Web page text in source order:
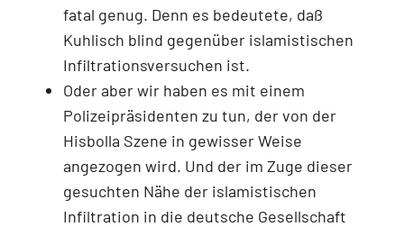
fatal genug. Denn es bedeutete, daß
Kuhlisch blind gegenüber islamistischen
Infiltrationsversuchen ist.
Oder aber wir haben es mit einem
Polizeipräsidenten zu tun, der von der
Hisbolla Szene in gewisser Weise
angezogen wird. Und der im Zuge dieser
gesuchten Nähe der islamistischen
Infiltration in die deutsche Gesellschaft